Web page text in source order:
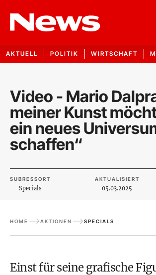
AKTUELL POLITIK WIRTSCHAFT
Video - Mario
meiner Kunst
ein neues
schaffen“
SUBRESSORT
Specials
AKTUALISIERT
05.03.2025
HOME AKTIONEN SPECIALS
Einst für seine grafische